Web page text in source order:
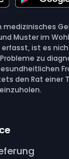
medizinisches
Muster im
erfasst, ist es
zu
den Rat einer